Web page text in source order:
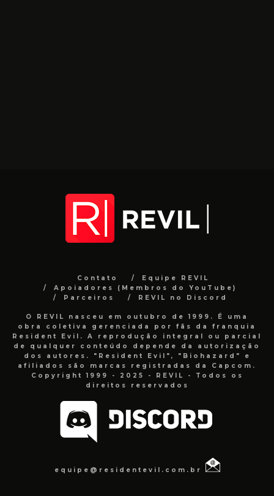
Contato
Equipe REVIL
Apoiadores (Membros do YouTube)
Parceiros
REVIL no Discord
O REVIL nasceu em outubro de 1999. É uma
obra coletiva gerenciada por fãs da franquia
Resident Evil. A reprodução integral ou parcial
de qualquer conteúdo depende da autorização
dos autores. "Resident Evil", "Biohazard" e
afiliados são marcas registradas da Capcom.
Copyright 1999 - 2025 - REVIL - Todos os
direitos reservados
equipe@residentevil.com.br